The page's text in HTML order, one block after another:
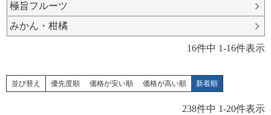
極旨フルーツ
みかん・柑橘
16件中 1-16件表示
並び替え 優先度順 価格が安い順 価格が高い順 新着順
238件中 1-20件表示